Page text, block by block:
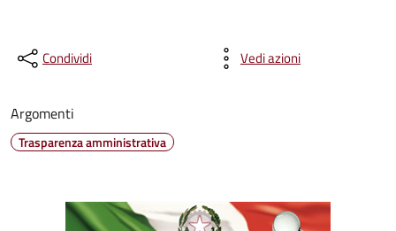
Condividi Vedi azioni
Argomenti
Trasparenza amministrativa